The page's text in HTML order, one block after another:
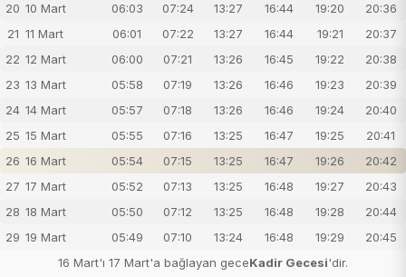
20 10 Mart 06:03 07:24 13:27 16:44 19:20
20:36
21 11 Mart 06:01 07:22 13:27 16:44 19:21
20:37
22 12 Mart 06:00 07:21 13:26 16:45 19:22
20:38
23 13 Mart 05:58 07:19 13:26 16:46 19:23
20:39
24 14 Mart 05:57 07:18 13:26 16:46 19:24
20:40
25 15 Mart 05:55 07:16 13:25 16:47 19:25
20:41
26 16 Mart 05:54 07:15 13:25 16:47 19:26
20:42
27 17 Mart 05:52 07:13 13:25 16:48 19:27
20:43
28 18 Mart 05:50 07:12 13:25 16:48 19:28
20:44
29 19 Mart 05:49 07:10 13:24 16:48 19:29
20:45
16 Mart'ı 17 Mart'a bağlayan geceKadir Gecesi'dir.